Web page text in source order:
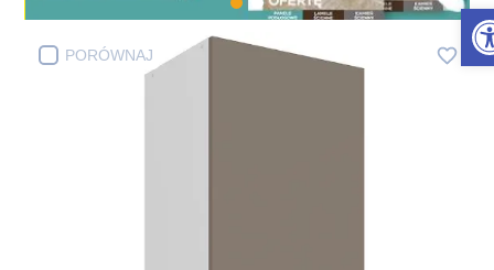
PORÓWNAJ